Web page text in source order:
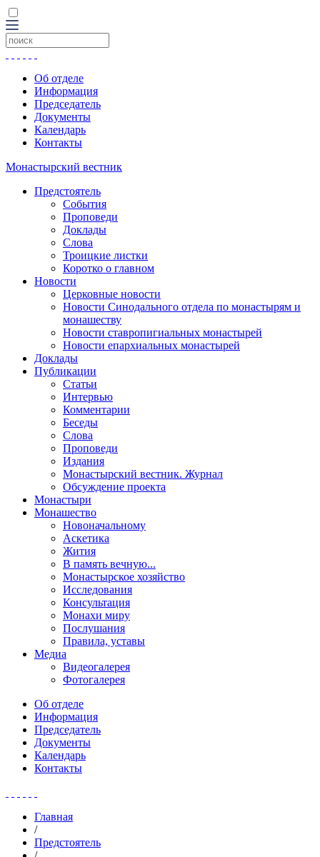
Об отделе
Информация
Председатель
Документы
Календарь
Контакты
Монастырский вестник
Предстоятель
События
Проповеди
Доклады
Слова
Троицкие листки
Коротко о главном
Новости
Церковные новости
Новости Синодального отдела по монастырям и
монашеству
Новости ставропигиальных монастырей
Новости епархиальных монастырей
Доклады
Публикации
Статьи
Интервью
Комментарии
Беседы
Слова
Проповеди
Издания
Монастырский вестник. Журнал
Обсуждение проекта
Монастыри
Монашество
Новоначальному
Аскетика
Жития
В память вечную...
Монастырское хозяйство
Исследования
Консультация
Монахи миру
Послушания
Правила, уставы
Медиа
Видеогалерея
Фотогалерея
Об отделе
Информация
Председатель
Документы
Календарь
Контакты
Главная
/
Предстоятель